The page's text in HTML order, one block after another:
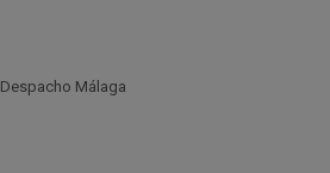
Despacho Málaga